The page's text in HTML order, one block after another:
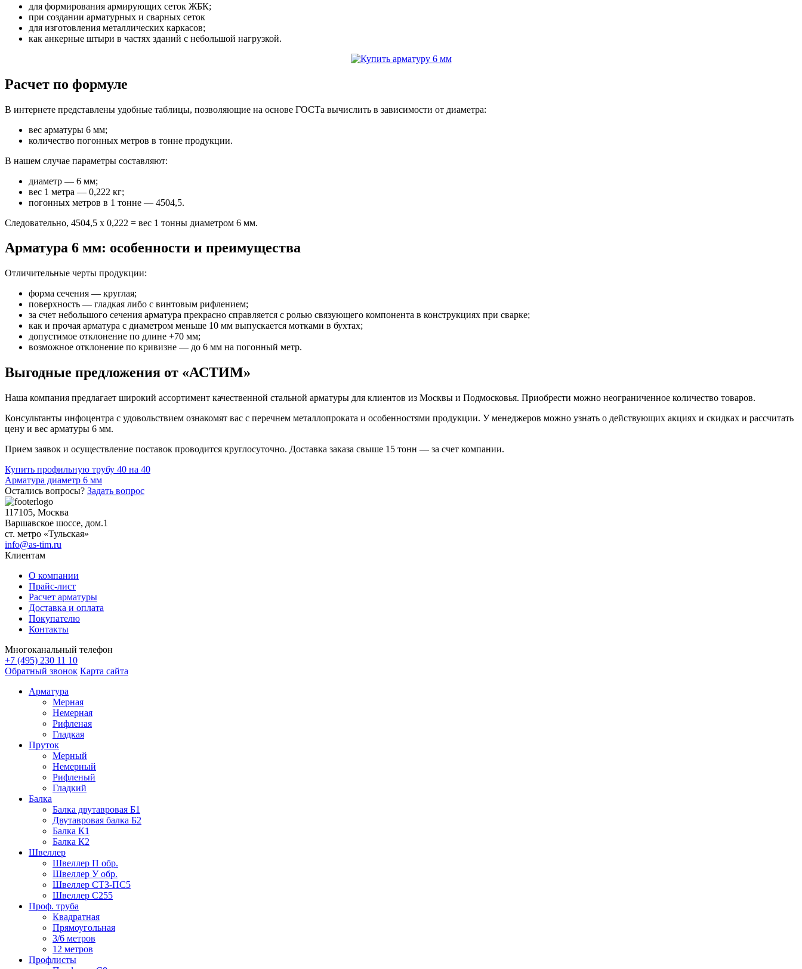
для формирования армирующих сеток ЖБК;
при создании арматурных и сварных сеток
для изготовления металлических каркасов;
как анкерные штыри в частях зданий с небольшой нагрузкой.
Расчет по формуле
В интернете представлены удобные таблицы, позволяющие на основе ГОСТа вычислить в зависимости от диаметра:
вес арматуры 6 мм;
количество погонных метров в тонне продукции.
В нашем случае параметры составляют:
диаметр — 6 мм;
вес 1 метра — 0,222 кг;
погонных метров в 1 тонне — 4504,5.
Следовательно, 4504,5 х 0,222 = вес 1 тонны диаметром 6 мм.
Арматура 6 мм: особенности и преимущества
Отличительные черты продукции:
форма сечения — круглая;
поверхность — гладкая либо с винтовым рифлением;
за счет небольшого сечения арматура прекрасно справляется с ролью связующего компонента в конструкциях при сварке;
как и прочая арматура с диаметром меньше 10 мм выпускается мотками в бухтах;
допустимое отклонение по длине +70 мм;
возможное отклонение по кривизне — до 6 мм на погонный метр.
Выгодные предложения от «АСТИМ»
Наша компания предлагает широкий ассортимент качественной стальной арматуры для клиентов из Москвы и Подмосковья. Приобрести можно неограниченное количество товаров.
Консультанты инфоцентра с удовольствием ознакомят вас с перечнем металлопроката и особенностями продукции. У менеджеров можно узнать о действующих акциях и скидках и рассчитать
цену и вес арматуры 6 мм.
Прием заявок и осуществление поставок проводится круглосуточно. Доставка заказа свыше 15 тонн — за счет компании.
Навигация
по
записям
Купить профильную трубу 40 на 40
Арматура диаметр 6 мм
Остались вопросы? Задать вопрос
117105, Москва
Варшавское шоссе, дом.1
ст. метро «Тульская»
info@as-tim.ru
Клиентам
О компании
Прайс-лист
Расчет арматуры
Доставка и оплата
Покупателю
Контакты
Многоканальный телефон
+7 (495) 230 11 10
Обратный звонок Карта сайта
Арматура
Мерная
Немерная
Рифленая
Гладкая
Пруток
Мерный
Немерный
Рифленый
Гладкий
Балка
Балка двутавровая Б1
Двутавровая балка Б2
Балка К1
Балка К2
Швеллер
Швеллер П обр.
Швеллер У обр.
Швеллер СТ3-ПС5
Швеллер С255
Проф. труба
Квадратная
Прямоугольная
3/6 метров
12 метров
Профлисты